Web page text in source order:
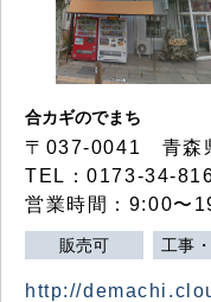
合カギのでまち
〒037-0041 青森
TEL：0173-34-
営業時間：9:00〜
販売可 工事
http://